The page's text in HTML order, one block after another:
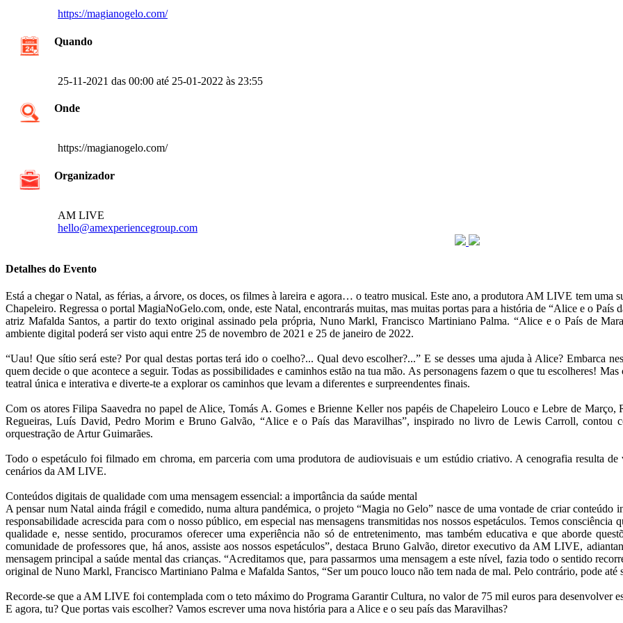
https://magianogelo.com/
Quando
25-11-2021 das 00:00 até 25-01-2022 às 23:55
Onde
https://magianogelo.com/
Organizador
AM LIVE
hello@amexperiencegroup.com
Detalhes do Evento
Está a chegar o Natal, as férias, a árvore, os doces, os filmes à lareira e agora… o teatro musical. Este ano, a produtora AM LIVE tem uma
Chapeleiro. Regressa o portal MagiaNoGelo.com, onde, este Natal, encontrarás muitas, mas muitas portas para a história de “Alice e o País
atriz Mafalda Santos, a partir do texto original assinado pela própria, Nuno Markl, Francisco Martiniano Palma. “Alice e o País de
ambiente digital poderá ser visto aqui entre 25 de novembro de 2021 e 25 de janeiro de 2022.
“Uau! Que sítio será este? Por qual destas portas terá ido o coelho?... Qual devo escolher?...” E se desses uma ajuda à Alice? Embarca
quem decide o que acontece a seguir. Todas as possibilidades e caminhos estão na tua mão. As personagens fazem o que tu escolheres!
teatral única e interativa e diverte-te a explorar os caminhos que levam a diferentes e surpreendentes finais.
Com os atores Filipa Saavedra no papel de Alice, Tomás A. Gomes e Brienne Keller nos papéis de Chapeleiro Louco e Lebre de
Regueiras, Luís David, Pedro Morim e Bruno Galvão, “Alice e o País das Maravilhas”, inspirado no livro de Lewis Carroll, contou
orquestração de Artur Guimarães.
Todo o espetáculo foi filmado em chroma, em parceria com uma produtora de audiovisuais e um estúdio criativo. A cenografia resulta
cenários da AM LIVE.
Conteúdos digitais de qualidade com uma mensagem essencial: a importância da saúde mental
A pensar num Natal ainda frágil e comedido, numa altura pandémica, o projeto “Magia no Gelo” nasce de uma vontade de criar conteúdo
responsabilidade acrescida para com o nosso público, em especial nas mensagens transmitidas nos nossos espetáculos. Temos
qualidade e, nesse sentido, procuramos oferecer uma experiência não só de entretenimento, mas também educativa e que aborde
comunidade de professores que, há anos, assiste aos nossos espetáculos”, destaca Bruno Galvão, diretor executivo da AM LIVE,
mensagem principal a saúde mental das crianças. “Acreditamos que, para passarmos uma mensagem a este nível, fazia todo o sentido
original de Nuno Markl, Francisco Martiniano Palma e Mafalda Santos, “Ser um pouco louco não tem nada de mal. Pelo contrário, pode até
Recorde-se que a AM LIVE foi contemplada com o teto máximo do Programa Garantir Cultura, no valor de 75 mil euros para desenvolver
E agora, tu? Que portas vais escolher? Vamos escrever uma nova história para a Alice e o seu país das Maravilhas?